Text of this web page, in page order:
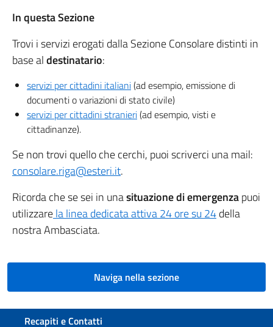
In questa Sezione
Trovi i servizi erogati dalla Sezione Consolare distinti in
base aldestinatario:
servizi per cittadini italiani(ad esempio, emissione di
documenti o variazioni di stato civile)
servizi per cittadini stranieri(ad esempio, visti e
cittadinanze).
Se non trovi quello che cerchi, puoi scriverci una mail:
consolare.riga@esteri.it.
Ricorda che se sei in unasituazione di emergenzapuoi
utilizzarela linea dedicata attiva 24 ore su 24della
nostra Ambasciata.
Naviga nella sezione
Sezione footer
Recapiti e Contatti